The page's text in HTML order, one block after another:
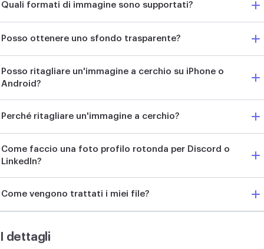
Quali formati di immagine sono supportati?
Posso ottenere uno sfondo trasparente?
Posso ritagliare un'immagine a cerchio su iPhone o
Android?
Perché ritagliare un'immagine a cerchio?
Come faccio una foto profilo rotonda per Discord o
LinkedIn?
Come vengono trattati i miei file?
I dettagli